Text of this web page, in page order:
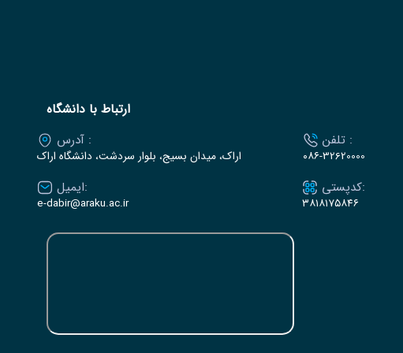
ارتباط با دانشگاه
آدرس :
اراک، میدان بسیج، بلوار سردشت، دانشگاه اراک
تلفن :
۰۸۶-32620000
ایمیل:
e-dabir@araku.ac.ir
کدپستی:
۳۸۱۸۱۷۵۸۴۶